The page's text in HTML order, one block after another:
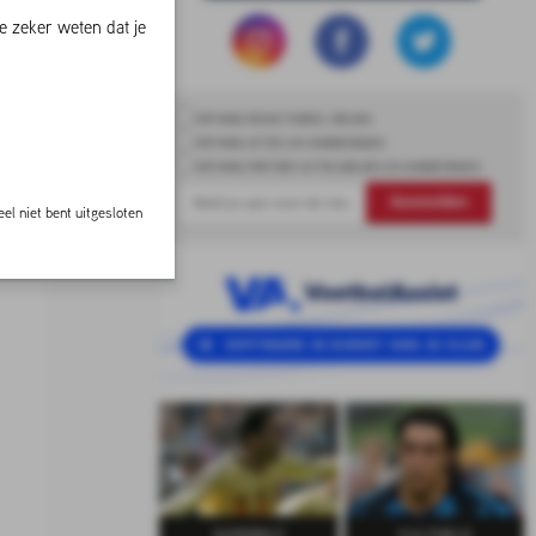
Aanmelden
zeker weten dat je
niet bent uitgesloten